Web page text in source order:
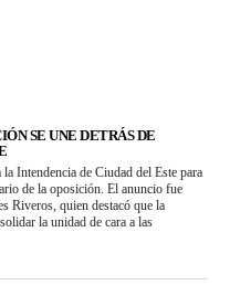
SE UNE DETRÁS DE
Intendencia de Ciudad del Este para
de la oposición. El anuncio fue
Riveros, quien destacó que la
la unidad de cara a las